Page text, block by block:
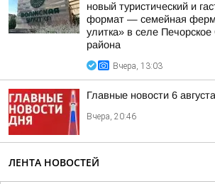
новый туристический и
формат — семейная
улитка» в селе Печорское
района
Вчера, 13:03
Главные новости 6
Вчера, 20:46
ЛЕНТА НОВОСТЕЙ